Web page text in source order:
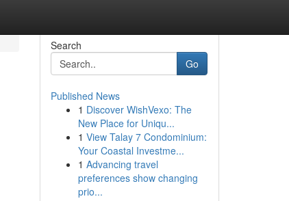
Search
Go
Published News
1 Discover WishVexo: The
New Place for Uniqu...
1 View Talay 7 Condominium:
Your Coastal Investme...
1 Advancing travel
preferences show changing
prio...